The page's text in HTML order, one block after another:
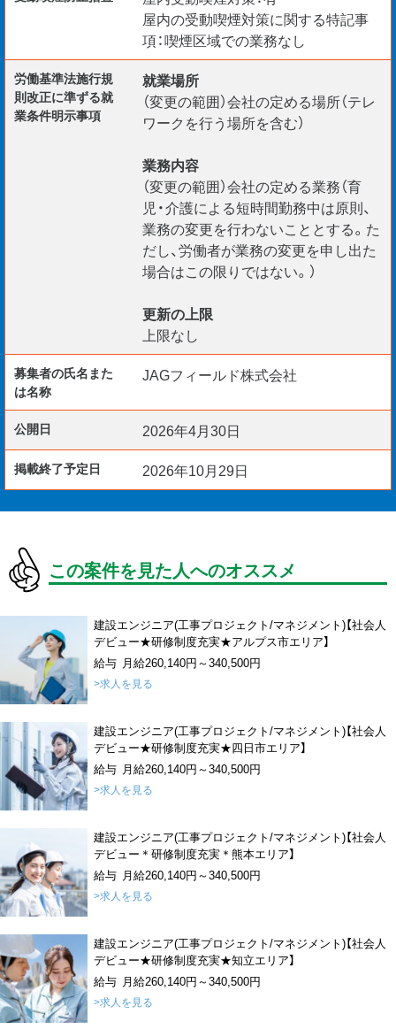
屋内の受動喫煙対策に関する特記事
項：喫煙区域での業務なし
労働基準法施行規
則改正に準ずる就
業条件明示事項
就業場所
（変更の範囲）会社の定める場所（テレ
ワークを行う場所を含む）
業務内容
（変更の範囲）会社の定める業務（育
児・介護による短時間勤務中は原則、
業務の変更を行わないこととする。た
だし、労働者が業務の変更を申し出た
場合はこの限りではない。）
更新の上限
上限なし
募集者の氏名また
は名称
JAGフィールド株式会社
公開日 2026年4月30日
掲載終了予定日 2026年10月29日
この案件を見た人へのオススメ
建設エンジニア(工事プロジェクト/マネジメント)【社会人
デビュー★研修制度充実★アルプス市エリア】
給与 月給260,140円～340,500円
>求人を見る
建設エンジニア(工事プロジェクト/マネジメント)【社会人
デビュー★研修制度充実★四日市エリア】
給与 月給260,140円～340,500円
>求人を見る
建設エンジニア(工事プロジェクト/マネジメント)【社会人
デビュー＊研修制度充実＊熊本エリア】
給与 月給260,140円～340,500円
>求人を見る
建設エンジニア(工事プロジェクト/マネジメント)【社会人
デビュー★研修制度充実★知立エリア】
給与 月給260,140円～340,500円
>求人を見る